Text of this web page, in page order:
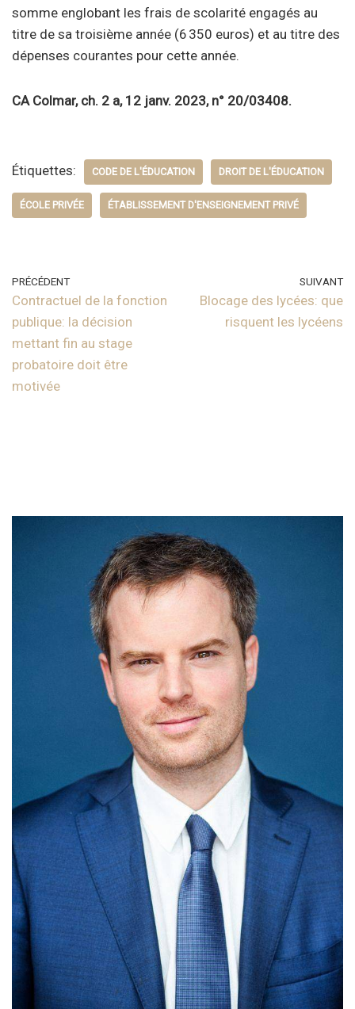
somme englobant les frais de scolarité engagés au
titre de sa troisième année (6 350 euros) et au titre des
dépenses courantes pour cette année.
CA Colmar, ch. 2 a, 12 janv. 2023, n° 20/03408.
Étiquettes: CODE DE L'ÉDUCATION DROIT DE L'ÉDUCATION
ÉCOLE PRIVÉE ÉTABLISSEMENT D'ENSEIGNEMENT PRIVÉ
PRÉCÉDENT
Contractuel de la fonction
publique: la décision
mettant fin au stage
probatoire doit être
motivée
SUIVANT
Blocage des lycées: que
risquent les lycéens